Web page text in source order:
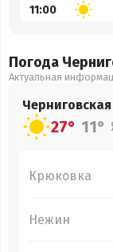
11:00
Погода
Актуальная
Черниговская
27° 11°
Крюковка
Нежин